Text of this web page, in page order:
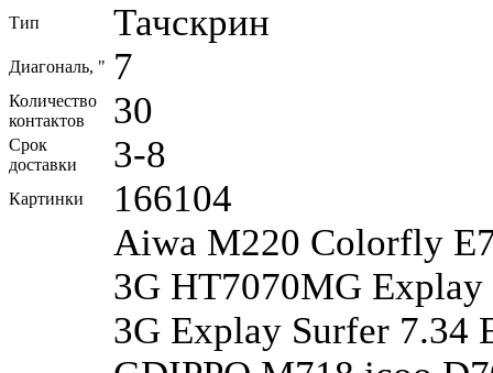
Тип Тачскрин
Диагональ, " 7
Количество
контактов
30
Срок
доставки
3-8
Картинки 166104
Aiwa M220 Colorfly
3G HT7070MG
3G Explay Surfer 7.34